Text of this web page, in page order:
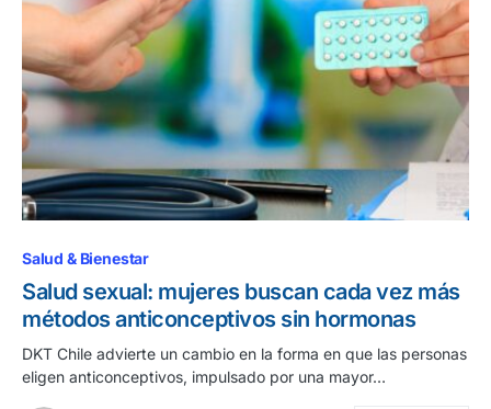
Salud & Bienestar
Salud sexual: mujeres buscan cada vez más
métodos anticonceptivos sin hormonas
DKT Chile advierte un cambio en la forma en que las personas
eligen anticonceptivos, impulsado por una mayor…